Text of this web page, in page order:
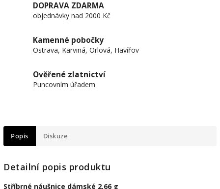
DOPRAVA ZDARMA
objednávky nad 2000 Kč
Kamenné pobočky
Ostrava, Karviná, Orlová, Havířov
Ověřené zlatnictví
Puncovním úřadem
Popis Diskuze
Detailní popis produktu
Stříbrné náušnice dámské 2,66 g